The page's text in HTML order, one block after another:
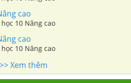
cao
10 Nâng cao
cao
10 Nâng cao
>> Xem thêm